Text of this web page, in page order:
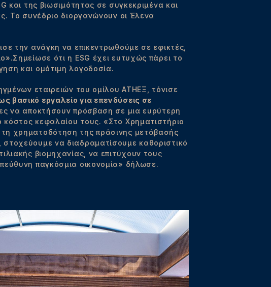
και της βιωσιμότητας σε συγκεκριμένα και
Το συνέδριο διοργανώνουν οι Έλενα
την ανάγκη να επικεντρωθούμε σε εφικτές,
ότι η ESG έχει ευτυχώς πάρει το
και ομότιμη λογοδοσία.
εταιρειών του ομίλου ΑΤΗΕΞ, τόνισε
βασικό εργαλείο για επενδύσεις σε
να αποκτήσουν πρόσβαση σε μια ευρύτερη
κεφαλαίου τους. «Στο Χρηματιστήριο
χρηματοδότηση της πράσινης μετάβασής
να διαδραματίσουμε καθοριστικό
βιομηχανίας, να επιτύχουν τους
παγκόσμια οικονομία» δήλωσε.